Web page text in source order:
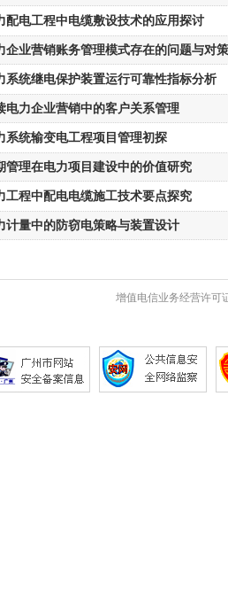
配电工程中电缆敷设技术的应用探讨
企业营销账务管理模式存在的问题与对
系统继电保护装置运行可靠性指标分析
电力企业营销中的客户关系管理
系统输变电工程项目管理初探
管理在电力项目建设中的价值研究
工程中配电电缆施工技术要点探究
计量中的防窃电策略与装置设计
增值电信业务经营许